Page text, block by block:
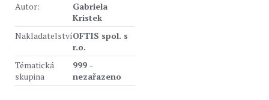
Autor:
Gabriela
Kristek
NakladatelstvíOFTIS spol. s
r.o.
Tématická
skupina
999 -
nezařazeno